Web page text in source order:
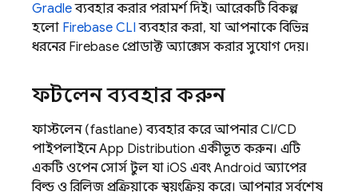
Gradleব্যবহার করার পরামর্শ দিই। আরেকটি বিকল্প
হলো Firebase CLI ব্যবহার করা, যা আপনাকে বিভিন্ন
ধরনের Firebase প্রোডাক্ট অ্যাক্সেস করার সুযোগ দেয়।
ফাস্টলেন ব্যবহার করুন
ফাস্টলেন (fastlane) ব্যবহার করে আপনার CI/CD
পাইপলাইনেApp Distribution একীভূত করুন। এটি
একটি ওপেন সোর্স টুল যা iOS এবং Android অ্যাপের
বিল্ড ও রিলিজ প্রক্রিয়াকে স্বয়ংক্রিয় করে। আপনার সর্বশেষ